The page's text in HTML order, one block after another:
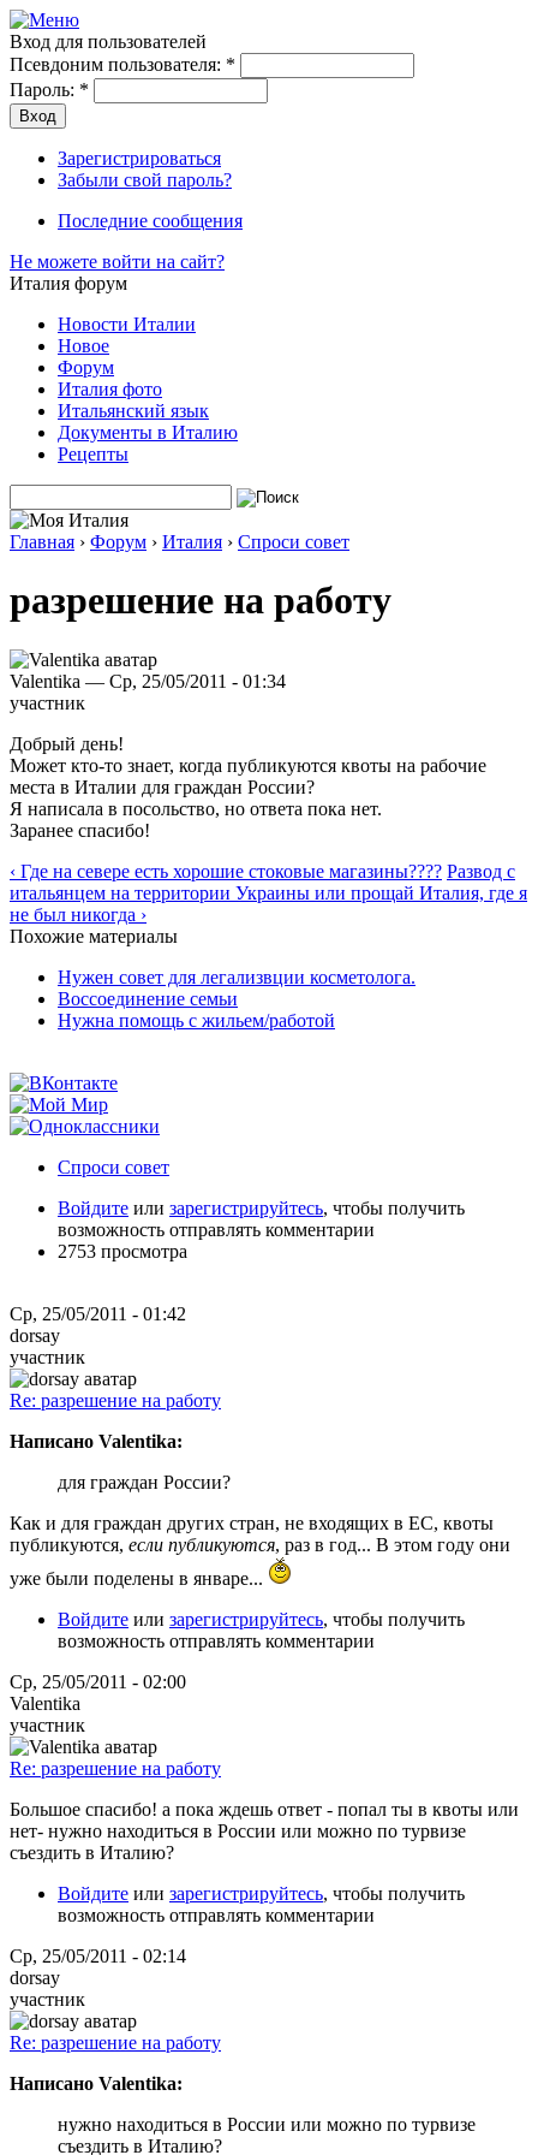
Вход для пользователей
Псевдоним пользователя: *
Пароль: *
Зарегистрироваться
Забыли свой пароль?
Последние сообщения
Не можете войти на сайт?
Италия форум
Новости Италии
Новое
Форум
Италия фото
Итальянский язык
Документы в Италию
Рецепты
Главная › Форум › Италия › Спроси совет
разрешение на работу
Valentika — Ср, 25/05/2011 - 01:34
участник
Добрый день!
Может кто-то знает, когда публикуются квоты на рабочие
места в Италии для граждан России?
Я написала в посольство, но ответа пока нет.
Заранее спасибо!
‹ Где на севере есть хорошие стоковые магазины???? Развод с
итальянцем на территории Украины или прощай Италия, где я
не был никогда ›
Похожие материалы
Нужен совет для легализвции косметолога.
Воссоединение семьи
Нужна помощь с жильем/работой
Спроси совет
Войдите или зарегистрируйтесь, чтобы получить
возможность отправлять комментарии
2753 просмотра
Ср, 25/05/2011 - 01:42
dorsay
участник
Re: разрешение на работу
Написано Valentika:
для граждан России?
Как и для граждан других стран, не входящих в ЕС, квоты
публикуются, если публикуются, раз в год... В этом году они
уже были поделены в январе...
Войдите или зарегистрируйтесь, чтобы получить
возможность отправлять комментарии
Ср, 25/05/2011 - 02:00
Valentika
участник
Re: разрешение на работу
Большое спасибо! а пока ждешь ответ - попал ты в квоты или
нет- нужно находиться в России или можно по турвизе
съездить в Италию?
Войдите или зарегистрируйтесь, чтобы получить
возможность отправлять комментарии
Ср, 25/05/2011 - 02:14
dorsay
участник
Re: разрешение на работу
Написано Valentika:
нужно находиться в России или можно по турвизе
съездить в Италию?